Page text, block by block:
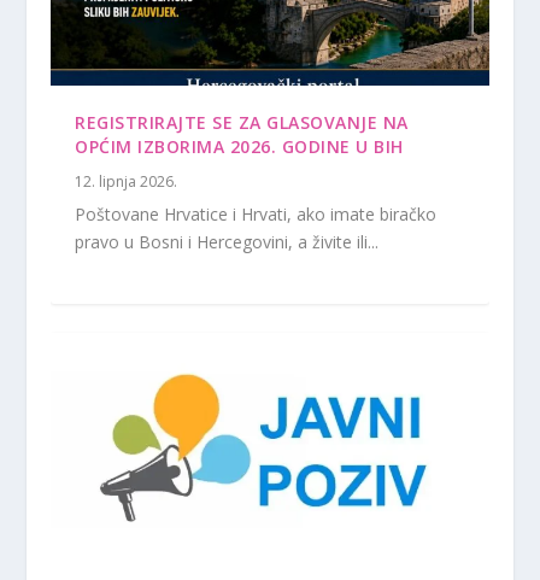
REGISTRIRAJTE SE ZA GLASOVANJE NA
OPĆIM IZBORIMA 2026. GODINE U BIH
12. lipnja 2026.
Poštovane Hrvatice i Hrvati, ako imate biračko
pravo u Bosni i Hercegovini, a živite ili...